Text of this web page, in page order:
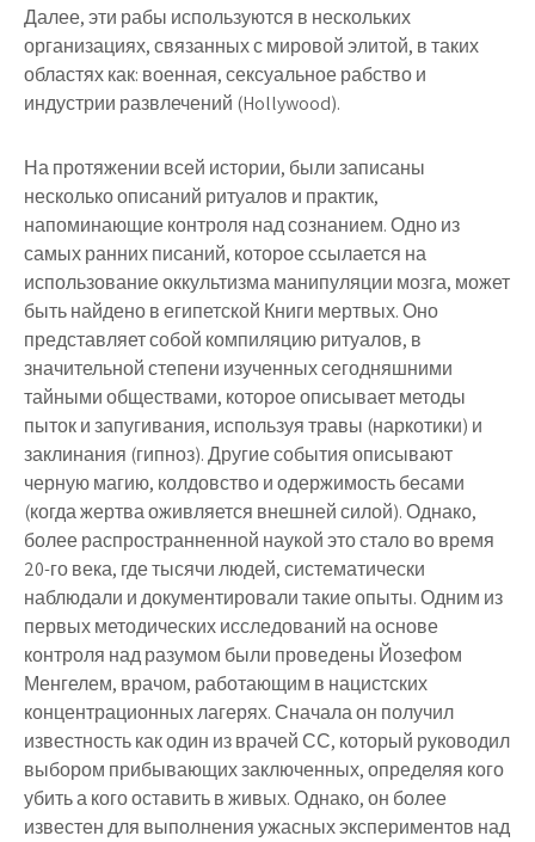
Далее, эти рабы используются в нескольких
организациях, связанных с мировой элитой, в таких
областях как: военная, сексуальное рабство и
индустрии развлечений (Hollywood).
На протяжении всей истории, были записаны
несколько описаний ритуалов и практик,
напоминающие контроля над сознанием. Одно из
самых ранних писаний, которое ссылается на
использование оккультизма манипуляции мозга, может
быть найдено вегипетской Книги мертвых. Оно
представляет собой компиляцию ритуалов, в
значительной степени изученных сегодняшними
тайными обществами, которое описывает методы
пыток и запугивания, используя травы (наркотики) и
заклинания (гипноз). Другие события описывают
черную магию, колдовство и одержимость бесами
(когда жертва оживляется внешней силой). Однако,
более распространненной наукой это стало во время
20-го века, где тысячи людей, систематически
наблюдали и документировали такие опыты. Одним из
первых методических исследований на основе
контроля над разумом были проведены Йозефом
Менгелем, врачом, работающим в нацистских
концентрационных лагерях. Сначала он получил
известность как один из врачей СС, который руководил
выбором прибывающих заключенных, определяя кого
убить а кого оставить в живых. Однако, он более
известен для выполнения ужасных экспериментов над